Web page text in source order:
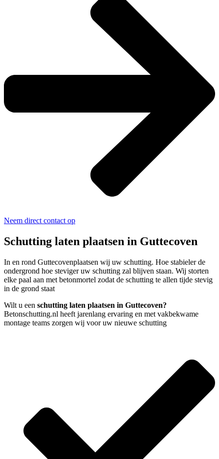
Neem direct contact op
Schutting laten plaatsen in Guttecoven
In en rond Guttecovenplaatsen wij uw schutting. Hoe stabieler de
ondergrond hoe steviger uw schutting zal blijven staan. Wij storten
elke paal aan met betonmortel zodat de schutting te allen tijde stevig
in de grond staat
Wilt u een schutting laten plaatsen in Guttecoven?
Betonschutting.nl heeft jarenlang ervaring en met vakbekwame
montage teams zorgen wij voor uw nieuwe schutting